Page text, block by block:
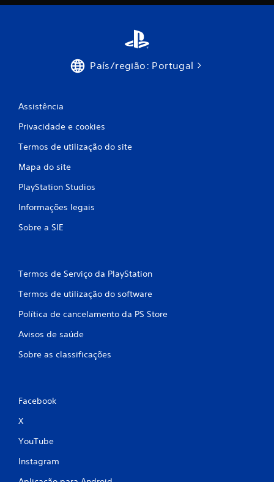
n
País/região: Portugal
Assistência
Privacidade e cookies
Termos de utilização do site
Mapa do site
PlayStation Studios
Informações legais
Sobre a SIE
Termos de Serviço da PlayStation
Termos de utilização do software
Política de cancelamento da PS Store
Avisos de saúde
Sobre as classificações
Facebook
X
YouTube
Instagram